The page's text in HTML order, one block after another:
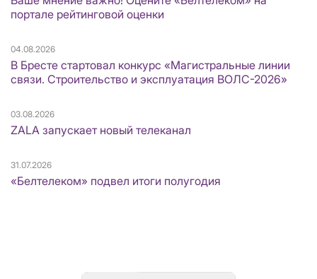
портале рейтинговой оценки
04.08.2026
В Бресте стартовал конкурс «Магистральные линии
связи. Строительство и эксплуатация ВОЛС-2026»
03.08.2026
ZALA запускает новый телеканал
31.07.2026
«Белтелеком» подвел итоги полугодия